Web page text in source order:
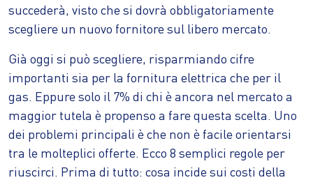
succederà, visto che si dovrà obbligatoriamente
scegliere un nuovo fornitore sul libero mercato.
Già oggi si può scegliere, risparmiando cifre
importanti sia per la fornitura elettrica che per il
gas. Eppure solo il 7% di chi è ancora nel mercato a
maggior tutela è propenso a fare questa scelta. Uno
dei problemi principali è che non è facile orientarsi
tra le molteplici offerte. Ecco 8 semplici regole per
riuscirci. Prima di tutto: cosa incide sui costi della